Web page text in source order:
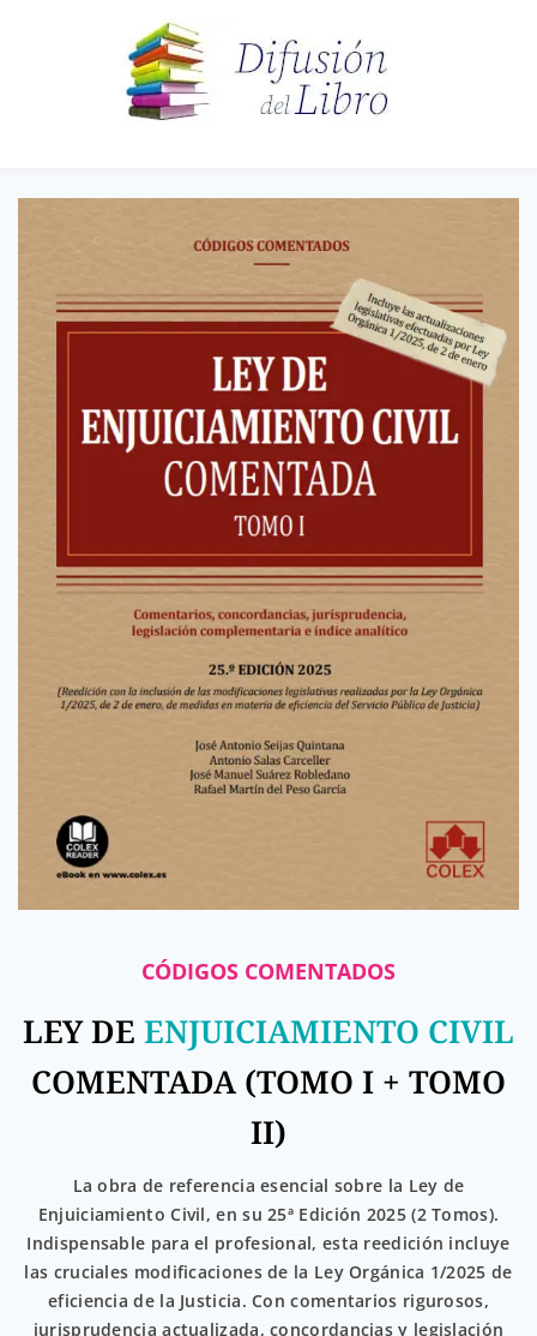
CÓDIGOS COMENTADOS
LEY DE ENJUICIAMIENTO CIVIL
COMENTADA (TOMO I + TOMO
II)
La obra de referencia esencial sobre la Ley de
Enjuiciamiento Civil, en su 25ª Edición 2025 (2 Tomos).
Indispensable para el profesional, esta reedición incluye
las cruciales modificaciones de la Ley Orgánica 1/2025 de
eficiencia de la Justicia. Con comentarios rigurosos,
jurisprudencia actualizada, concordancias y legislación